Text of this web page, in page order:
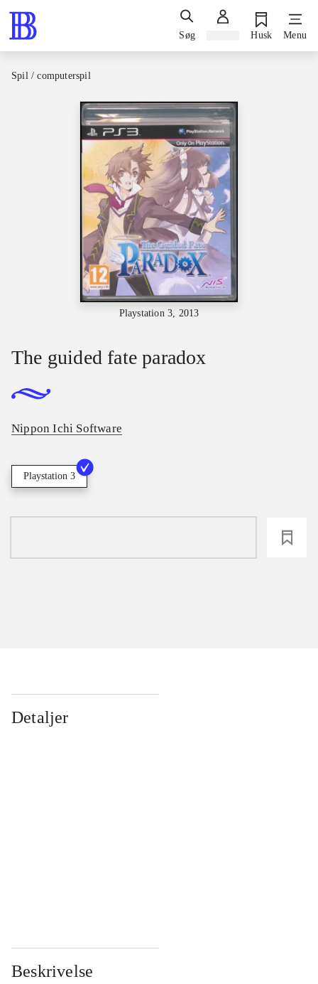
Søg Husk Menu
Spil / computerspil
Playstation 3, 2013
The guided fate paradox
Nippon Ichi Software
Playstation 3
Detaljer
Beskrivelse